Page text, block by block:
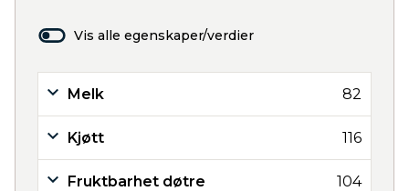
Vis alle egenskaper/verdier
Melk 82
Kjøtt 116
Fruktbarhet døtre 104